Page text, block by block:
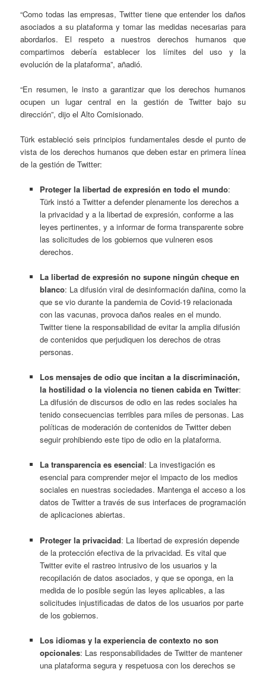
“Como todas las empresas, Twitter tiene que entender los daños
asociados a su plataforma y tomar las medidas necesarias para
abordarlos. El respeto a nuestros derechos humanos que
compartimos debería establecer los límites del uso y la
evolución de la plataforma”, añadió.
“En resumen, le insto a garantizar que los derechos humanos
ocupen un lugar central en la gestión de Twitter bajo su
dirección”, dijo el Alto Comisionado.
Türk estableció seis principios fundamentales desde el punto de
vista de los derechos humanos que deben estar en primera línea
de la gestión de Twitter:
Proteger la libertad de expresión en todo el mundo:
Türk instó a Twitter a defender plenamente los derechos a
la privacidad y a la libertad de expresión, conforme a las
leyes pertinentes, y a informar de forma transparente sobre
las solicitudes de los gobiernos que vulneren esos
derechos.
La libertad de expresión no supone ningún cheque en
blanco: La difusión viral de desinformación dañina, como la
que se vio durante la pandemia de Covid-19 relacionada
con las vacunas, provoca daños reales en el mundo.
Twitter tiene la responsabilidad de evitar la amplia difusión
de contenidos que perjudiquen los derechos de otras
personas.
Los mensajes de odio que incitan a la discriminación,
la hostilidad o la violencia no tienen cabida en Twitter:
La difusión de discursos de odio en las redes sociales ha
tenido consecuencias terribles para miles de personas. Las
políticas de moderación de contenidos de Twitter deben
seguir prohibiendo este tipo de odio en la plataforma.
La transparencia es esencial: La investigación es
esencial para comprender mejor el impacto de los medios
sociales en nuestras sociedades. Mantenga el acceso a los
datos de Twitter a través de sus interfaces de programación
de aplicaciones abiertas.
Proteger la privacidad: La libertad de expresión depende
de la protección efectiva de la privacidad. Es vital que
Twitter evite el rastreo intrusivo de los usuarios y la
recopilación de datos asociados, y que se oponga, en la
medida de lo posible según las leyes aplicables, a las
solicitudes injustificadas de datos de los usuarios por parte
de los gobiernos.
Los idiomas y la experiencia de contexto no son
opcionales: Las responsabilidades de Twitter de mantener
una plataforma segura y respetuosa con los derechos se